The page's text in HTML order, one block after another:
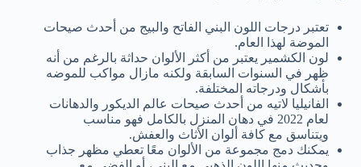
تعتبر درجات اللون البني الفاتح والبيج من أحدث صيحات
الموضة لهذا العام.
لون الكشمير يعتبر من أكثر الألوان حداثة بالرغم من أنه
ظهر في السنوات السابقة ولكنه مازال مواكب للموضه
بأشكال ودرجاته المختلفة.
الفانيليا لاتيه من أحدث صيحات عالم الديكور والدهانات
لعام 2022 في دهان المنزل بالكامل فهو مناسب
ويتناسق مع كافة ألوان الأثاث والعفش.
يمكنك دمج مجموعة من الألوان معًا تعطي مظهر جذاب